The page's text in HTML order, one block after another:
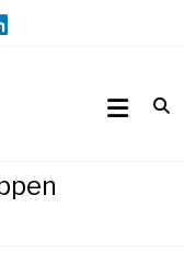
muula.ch